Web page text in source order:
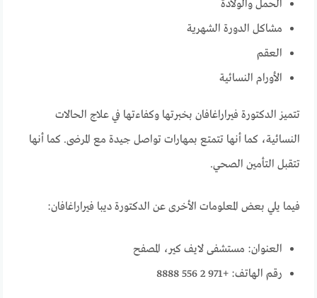
الحمل والولادة
مشاكل الدورة الشهرية
العقم
الأورام النسائية
تتميز الدكتورة فيراراغافان بخبرتها وكفاءتها في علاج الحالات
النسائية، كما أنها تتمتع بمهارات تواصل جيدة مع المرضى. كما أنها
تتقبل التأمين الصحي.
فيما يلي بعض المعلومات الأخرى عن الدكتورة ديبا فيراراغافان:
العنوان: مستشفى لايف كير، المصفح
رقم الهاتف: +971 2 556 8888